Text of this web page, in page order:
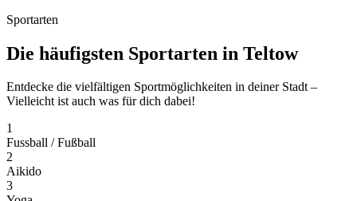
Sportarten
Die häufigsten Sportarten in Teltow
Entdecke die vielfältigen Sportmöglichkeiten in deiner Stadt –
Vielleicht ist auch was für dich dabei!
1
Fussball / Fußball
2
Aikido
3